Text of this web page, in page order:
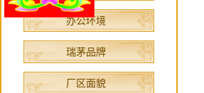
办公环境
瑞茅品牌
厂区面貌